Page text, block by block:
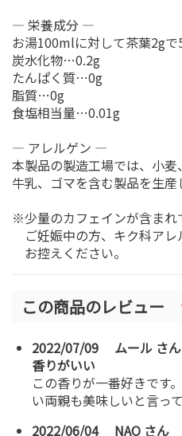
― 栄養成分 ―
お湯100mlに対して茶葉2g
炭水化物…0.2g
たんぱく質…0g
脂質…0g
食塩相当量…0.01g
― アレルゲン ―
本製品の製造工場では、小麦
牛乳、ゴマを含む製品を生産
※少量のカフェインが含まれ
ご妊娠中の方、キク科アレ
お控えください。
この商品のレビュー
2022/07/09 ムール さん
香りがいい
この香りが一番好きです
い両親も美味しいと言っ
2022/06/04
NAO さん